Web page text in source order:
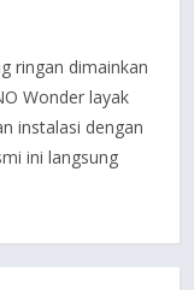
ringan dimainkan
Wonder layak
instalasi dengan
ini langsung